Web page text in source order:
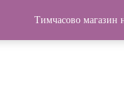
Тимчасово магазин